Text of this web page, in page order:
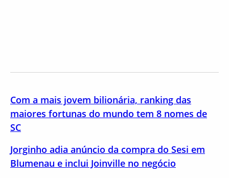
Com a mais jovem bilionária, ranking das
maiores fortunas do mundo tem 8 nomes de
SC
Jorginho adia anúncio da compra do Sesi em
Blumenau e inclui Joinville no negócio